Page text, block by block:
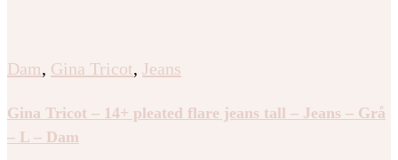
Dam, Gina Tricot, Jeans
Gina Tricot – 14+ pleated flare jeans tall – Jeans – Grå
– L – Dam